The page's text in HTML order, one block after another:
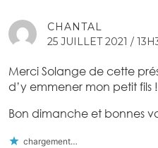
CHANTAL
25 JUILLET 2021 /
Merci Solange de cette
d’y emmener mon petit fils !
Bon dimanche et bonnes
chargement…